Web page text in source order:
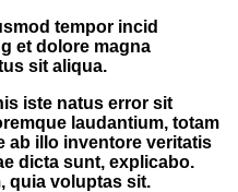
tempor incid
et dolore magna
sit aliqua.
iste natus error sit
laudantium, totam
ab illo inventore veritatis
dicta sunt, explicabo.
quia voluptas sit.